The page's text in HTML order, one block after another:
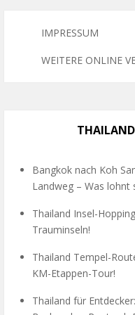
IMPRESSUM
WEITERE ONLINE
Bangkok nach Koh
Landweg – Was lohnt
Thailand Insel-
Trauminseln!
Thailand Tempel-
KM-Etappen-Tour!
Thailand für